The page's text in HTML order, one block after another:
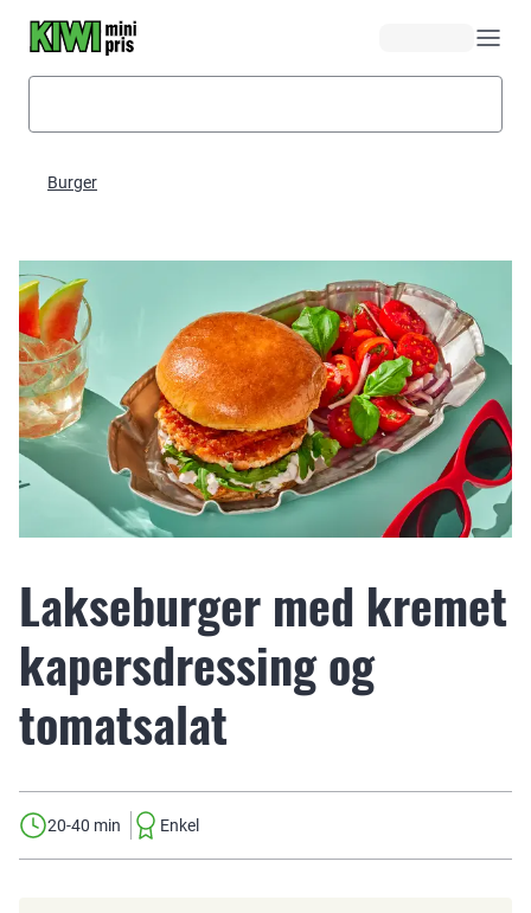
Burger
Lakseburger med kremet
kapersdressing og
tomatsalat
20-40 min Enkel